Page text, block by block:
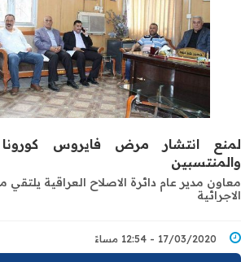
لمنع انتشار مرض فايروس كورونا
والمنتسبين
معاون مدير عام دائرة الاصلاح العراقية يلتقي
الاجرائية ‏
17/03/2020 - 12:54 مساءً